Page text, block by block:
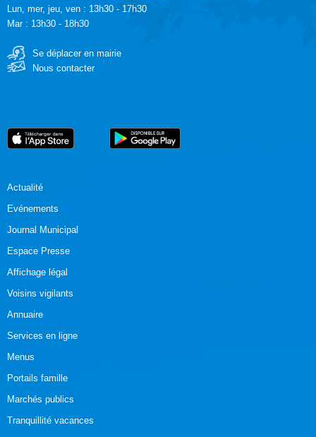
Lun, mer, jeu, ven : 13h30 - 17h30
Mar : 13h30 - 18h30
Se déplacer en mairie
Nous contacter
Actualité
Evénements
Journal Municipal
Espace Presse
Affichage légal
Voisins vigilants
Annuaire
Services en ligne
Menus
Portails famille
Marchés publics
Tranquillité vacances